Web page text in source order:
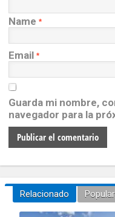
Name *
Email *
Guarda mi nombre,
navegador para la
Relacionado Popular